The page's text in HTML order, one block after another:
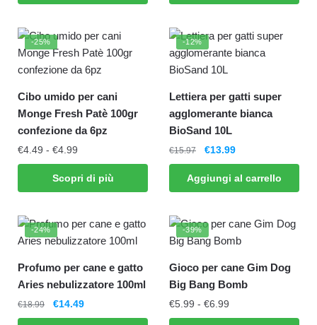
-25%
Cibo umido per cani
Monge Fresh Patè 100gr
confezione da 6pz
€4.49 - €4.99
Scopri di più
-12%
Lettiera per gatti super
agglomerante bianca
BioSand 10L
€15.97 €13.99
Aggiungi al carrello
-24%
Profumo per cane e gatto
Aries nebulizzatore 100ml
€18.99 €14.49
-39%
Gioco per cane Gim Dog
Big Bang Bomb
€5.99 - €6.99